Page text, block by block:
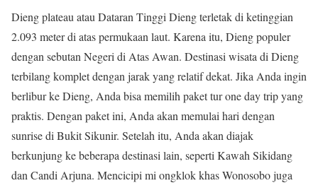
Dieng plateau atau Dataran Tinggi Dieng terletak di ketinggian
2.093 meter di atas permukaan laut. Karena itu, Dieng populer
dengan sebutan Negeri di Atas Awan. Destinasi wisata di Dieng
terbilang komplet dengan jarak yang relatif dekat. Jika Anda ingin
berlibur ke Dieng, Anda bisa memilih paket tur one day trip yang
praktis. Dengan paket ini, Anda akan memulai hari dengan
sunrise di Bukit Sikunir. Setelah itu, Anda akan diajak
berkunjung ke beberapa destinasi lain, seperti Kawah Sikidang
dan Candi Arjuna. Mencicipi mi ongklok khas Wonosobo juga